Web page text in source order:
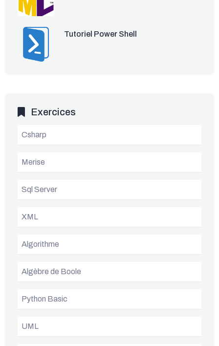
Tutoriel Power Shell
Exercices
Csharp
Merise
Sql Server
XML
Algorithme
Algèbre de Boole
Python Basic
UML